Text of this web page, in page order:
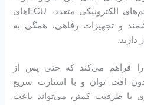
لوکس می‌باشد. وجود سیستم‌های الکترونیکی متعدد، ECUهای
و تجهیزات رفاهی، همگی به
دارند.
امکان را فراهم می‌کند که حتی پس از
افت توان و با استارت سریع
با ظرفیت کمتر، می‌تواند باعث